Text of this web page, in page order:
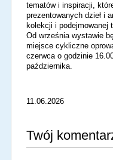
tematów i inspiracji,
prezentowanych dzieł i
kolekcji i podejmowanej
Od września wystawie
miejsce cykliczne
czerwca o godzinie
października.
11.06.2026
Twój